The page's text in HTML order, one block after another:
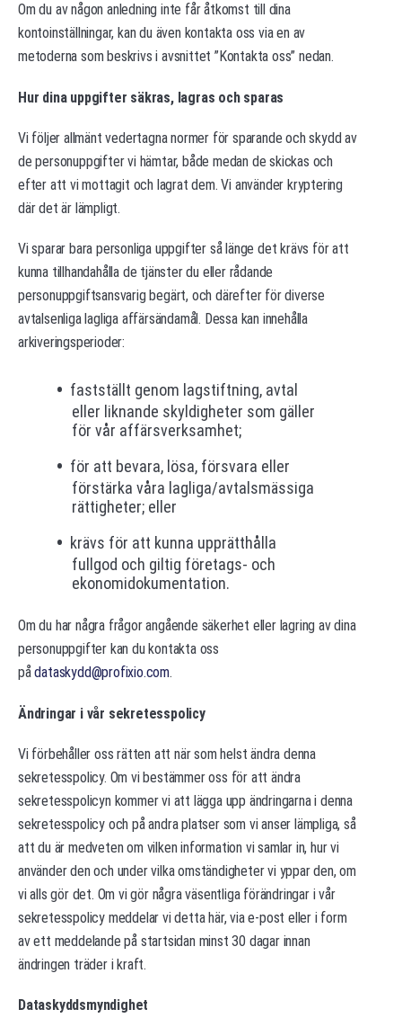
Om du av någon anledning inte får åtkomst till dina
kontoinställningar, kan du även kontakta oss via en av
metoderna som beskrivs i avsnittet ”Kontakta oss” nedan.
Hur dina uppgifter säkras, lagras och sparas
Vi följer allmänt vedertagna normer för sparande och skydd av
de personuppgifter vi hämtar, både medan de skickas och
efter att vi mottagit och lagrat dem. Vi använder kryptering
där det är lämpligt.
Vi sparar bara personliga uppgifter så länge det krävs för att
kunna tillhandahålla de tjänster du eller rådande
personuppgiftsansvarig begärt, och därefter för diverse
avtalsenliga lagliga affärsändamål. Dessa kan innehålla
arkiveringsperioder:
fastställt genom lagstiftning, avtal
eller liknande skyldigheter som gäller
för vår affärsverksamhet;
för att bevara, lösa, försvara eller
förstärka våra lagliga/avtalsmässiga
rättigheter; eller
krävs för att kunna upprätthålla
fullgod och giltig företags- och
ekonomidokumentation.
Om du har några frågor angående säkerhet eller lagring av dina
personuppgifter kan du kontakta oss
pådataskydd@profixio.com.
Ändringar i vår sekretesspolicy
Vi förbehåller oss rätten att när som helst ändra denna
sekretesspolicy. Om vi bestämmer oss för att ändra
sekretesspolicyn kommer vi att lägga upp ändringarna i denna
sekretesspolicy och på andra platser som vi anser lämpliga, så
att du är medveten om vilken information vi samlar in, hur vi
använder den och under vilka omständigheter vi yppar den, om
vi alls gör det. Om vi gör några väsentliga förändringar i vår
sekretesspolicy meddelar vi detta här, via e-post eller i form
av ett meddelande på startsidan minst 30 dagar innan
ändringen träder i kraft.
Dataskyddsmyndighet